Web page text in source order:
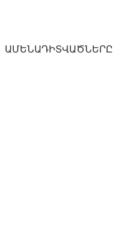
ԱՄԵՆԱԴԻՏՎԱԾՆԵՐԸ